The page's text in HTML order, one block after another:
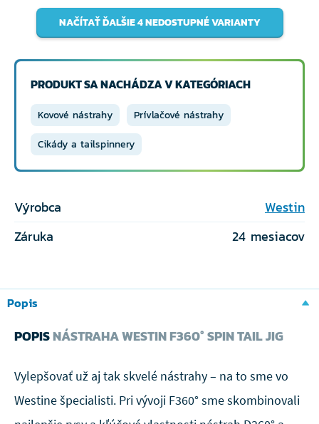
NAČÍTAŤ ĎALŠIE 4 NEDOSTUPNÉ VARIANTY
PRODUKT SA NACHÁDZA V KATEGÓRIACH
Kovové nástrahy
Prívlačové nástrahy
Cikády a tailspinnery
Výrobca
Westin
Záruka
24 mesiacov
Popis
POPISNÁSTRAHA WESTIN F360° SPIN TAIL JIG
Vylepšovať už aj tak skvelé nástrahy – na to sme vo
Westine špecialisti. Pri vývoji F360° sme skombinovali